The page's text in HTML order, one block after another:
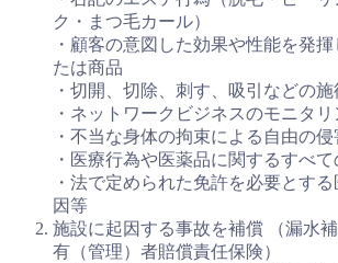
ク・まつ毛カール）
・顧客の意図した効果や性能を発
たは商品
・切開、切除、刺す、吸引などの施
・ネットワークビジネスのモニタ
・不当な身体の拘束による自由の侵
・医療行為や医薬品に関するすべ
・法で定められた免許を必要とす
因等
施設に起因する事故を補償 （漏水
有（管理）者賠償責任保険）